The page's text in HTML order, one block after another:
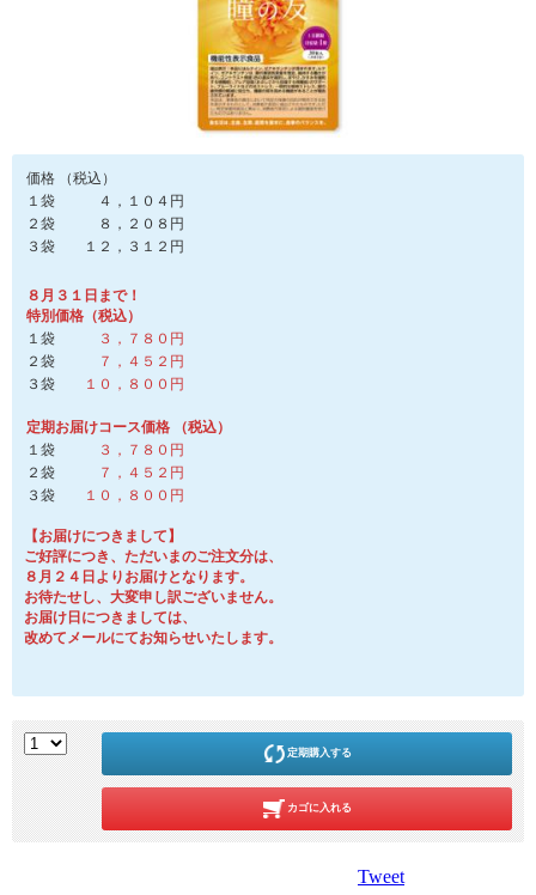
価格 （税込）
１袋 ４，１０４円
２袋 ８，２０８円
３袋 １２，３１２円
８月３１日まで！
特別価格（税込）
１袋
３，７８０円
２袋
７，４５２円
３袋
１０，８００円
定期お届けコース価格 （税込）
１袋
３，７８０円
２袋
７，４５２円
３袋
１０，８００円
【お届けにつきまして】
ご好評につき、ただいまのご注文分は、
８月２４日よりお届けとなります。
お待たせし、大変申し訳ございません。
お届け日につきましては、
改めてメールにてお知らせいたします。
定期購入する
カゴに入れる
Tweet